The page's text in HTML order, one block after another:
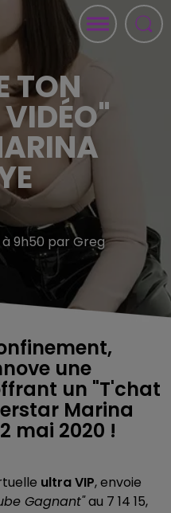
TON
à 9h50 par Greg
une
un "T'chat
Marina
mai 2020 !
ultra VIP, envoie
Gagnant"au 7 14 15,